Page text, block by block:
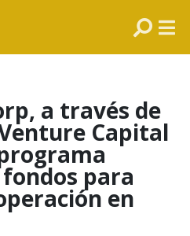
a través de
Capital
para
en
ECUADOR
PERÚ